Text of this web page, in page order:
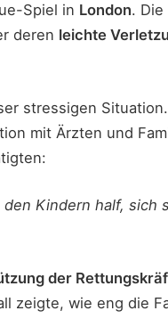
Spiel in London. Die
deren leichte
stressigen
mit Ärzten und
Kindern half, sich
der
zeigte, wie eng die